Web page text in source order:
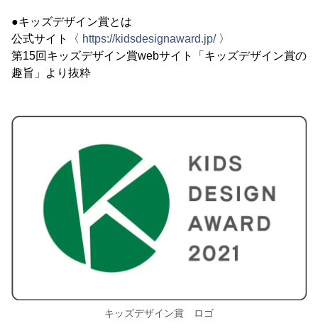
●キッズデザイン賞とは
公式サイト〈 https://kidsdesignaward.jp/〉
第15回キッズデザイン賞webサイト「キッズデザイン賞の
趣旨」より抜粋
キッズデザイン賞 ロゴ